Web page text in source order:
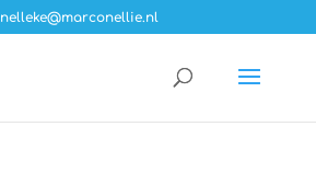
nelleke@marconellie.nl